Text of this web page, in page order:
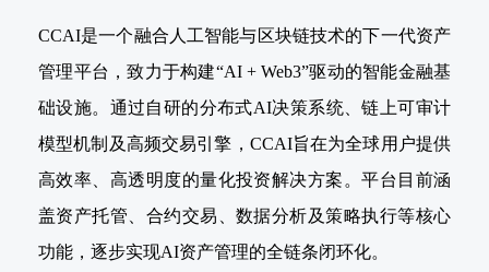
CCAI是一个融合人工智能与区块链技术的下一代资产
管理平台，致力于构建“AI + Web3”驱动的智能金融基
础设施。通过自研的分布式AI决策系统、链上可审计
模型机制及高频交易引擎，CCAI旨在为全球用户提供
高效率、高透明度的量化投资解决方案。平台目前涵
盖资产托管、合约交易、数据分析及策略执行等核心
功能，逐步实现AI资产管理的全链条闭环化。